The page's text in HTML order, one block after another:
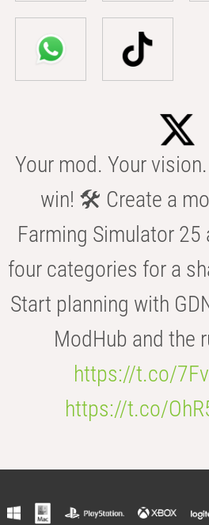
Your mod. Your
win! 🛠️ Create a
Farming Simulator
four categories for a
Start planning with
ModHub and the
https://t.co/
https://t.co/